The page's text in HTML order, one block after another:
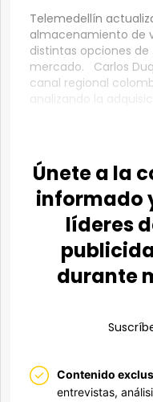
Telemedellín
almacenamiento de
distintas opciones de
mercado.
Carlos
canal regional
analizando la
Únete a la
informado
líderes
durante
Contenido
entrevistas,